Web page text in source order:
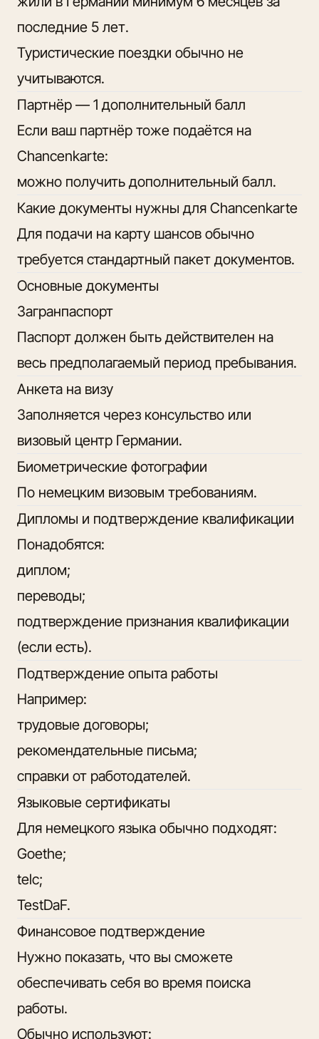
последние 5 лет.
Туристические поездки обычно не
учитываются.
Партнёр — 1 дополнительный балл
Если ваш партнёр тоже подаётся на
Chancenkarte:
можно получить дополнительный балл.
Какие документы нужны для Chancenkarte
Для подачи на карту шансов обычно
требуется стандартный пакет документов.
Основные документы
Загранпаспорт
Паспорт должен быть действителен на
весь предполагаемый период пребывания.
Анкета на визу
Заполняется через консульство или
визовый центр Германии.
Биометрические фотографии
По немецким визовым требованиям.
Дипломы и подтверждение квалификации
Понадобятся:
диплом;
переводы;
подтверждение признания квалификации
(если есть).
Подтверждение опыта работы
Например:
трудовые договоры;
рекомендательные письма;
справки от работодателей.
Языковые сертификаты
Для немецкого языка обычно подходят:
Goethe;
telc;
TestDaF.
Финансовое подтверждение
Нужно показать, что вы сможете
обеспечивать себя во время поиска
работы.
Обычно используют: